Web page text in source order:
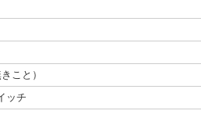
こと）
ッチ